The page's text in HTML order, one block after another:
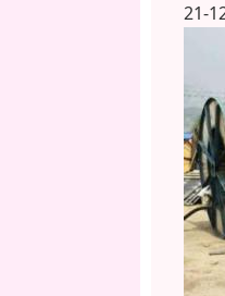
21-